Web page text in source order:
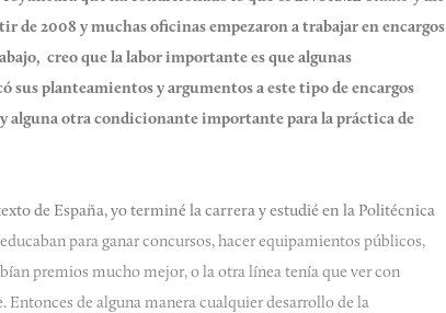
de 2008 y muchas oficinas empezaron a trabajar en encargos
creo que la labor importante es que algunas
planteamientos y argumentos a este tipo de encargos
alguna otra condicionante importante para la práctica de
de España, yo terminé la carrera y estudié en la Politécnica
para ganar concursos, hacer equipamientos públicos,
premios mucho mejor, o la otra línea tenía que ver con
de alguna manera cualquier desarrollo de la